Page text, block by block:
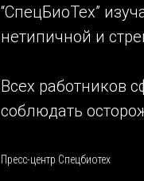
“СпецБиоТех”
нетипичной и
Всех работников
соблюдать
Пресс-центр Спецбиотех